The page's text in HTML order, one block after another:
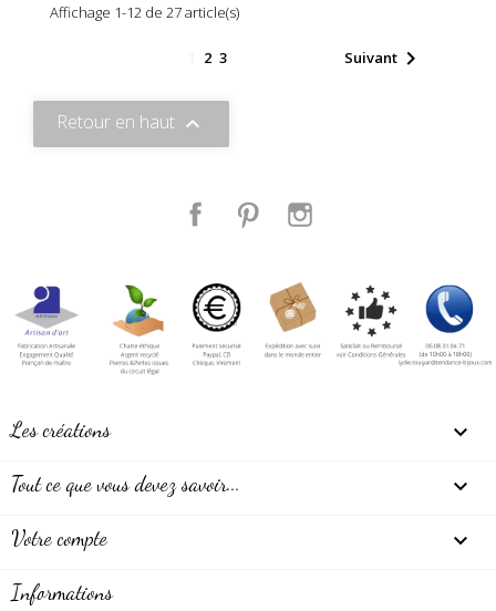
Affichage 1-12 de 27 article(s)
2 3 Suivant 
Retour en haut 
Facebook Pinterest
Les créations 
Tout ce que vous devez savoir... 
Votre compte 
Informations